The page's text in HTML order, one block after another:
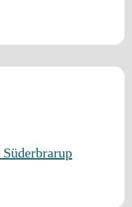
Süderbrarup